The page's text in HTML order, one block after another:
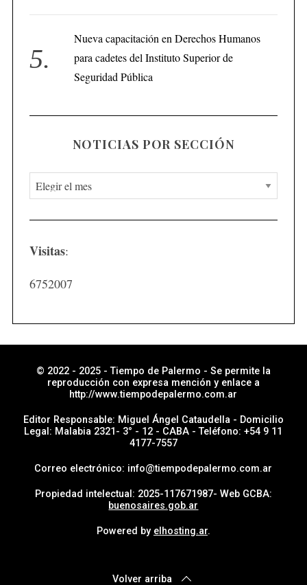
Nueva capacitación en Derechos Humanos
para cadetes del Instituto Superior de
Seguridad Pública
NOTICIAS POR SECCIÓN
N
o
t
c
i
e
c
Visitas:
6752007
© 2022 - 2025 - Tiempo de Palermo - Se permite la
reproducción con expresa mención y enlace a
http://www.tiempodepalermo.com.ar
Editor Responsable: Miguel Ángel Cataudella - Domicilio
Legal: Malabia 2321- 3° - 12 - CABA - Teléfono: +54 9 11
4177-7557
Correo electrónico: info@tiempodepalermo.com.ar
Propiedad intelectual: 2025-117671987- Web GCBA:
buenosaires.gob.ar
Powered by elhosting.ar.
Volver arriba